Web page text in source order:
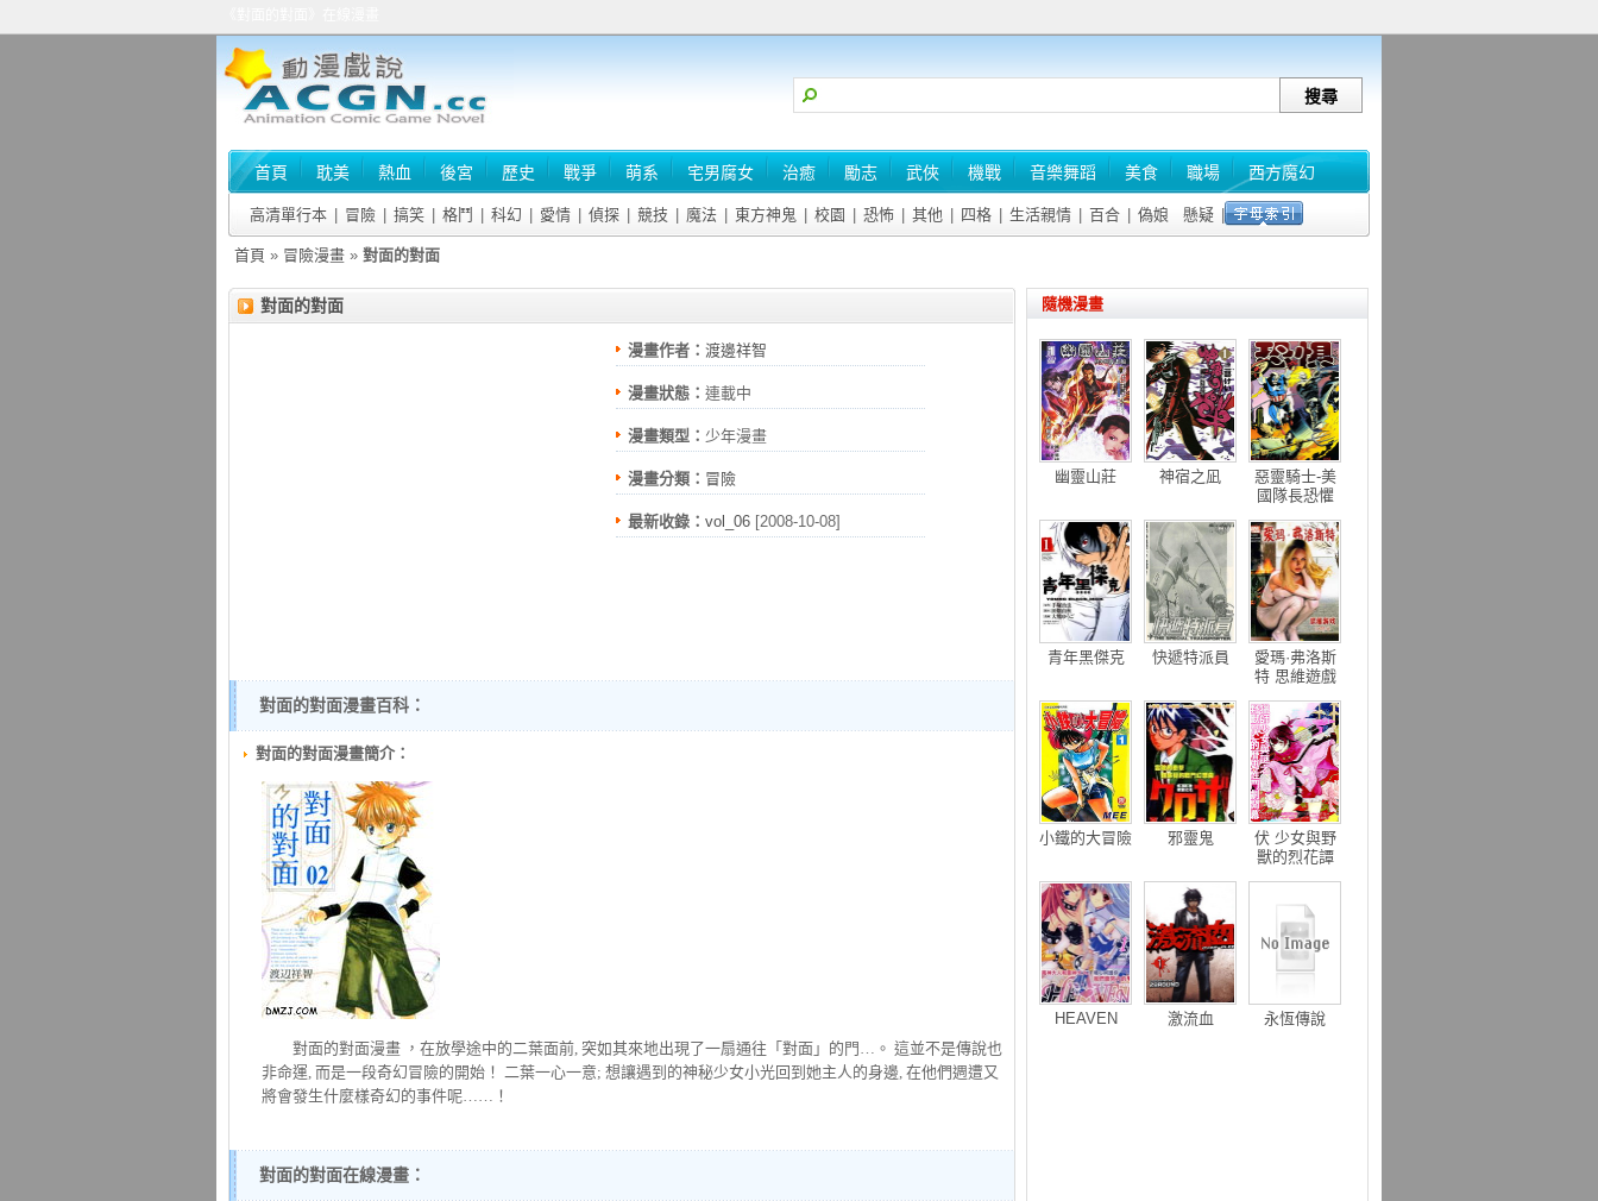
首頁 耽美 熱血 後宮 歷史 戰爭 萌系 宅男腐女 治癒 勵志 武俠 機戰 音樂舞蹈 美食 職場 西方魔幻
高清單行本 冒險 搞笑 格鬥 科幻 愛情 偵探 競技 魔法 東方神鬼 校園 恐怖 其他 四格 生活親情 百合 偽娘 懸疑
首頁 » 冒險漫畫 » 對面的對面
對面的對面
漫畫作者： 渡邊祥智
漫畫狀態： 連載中
漫畫類型： 少年漫畫
漫畫分類： 冒險
最新收錄： vol_06 [2008-10-08]
對面的對面漫畫百科：
對面的對面漫畫簡介：
對面的對面漫畫 ，在放學途中的二葉面前, 突如其來地出現了一扇通往「對面」的門…。 這並不是傳說也
非命運, 而是一段奇幻冒險的開始！ 二葉一心一意; 想讓遇到的神秘少女小光回到她主人的身邊, 在他們週遭又
將會發生什麼樣奇幻的事件呢……！
對面的對面在線漫畫：
隨機漫畫
幽靈山莊 神宿之凪
惡靈騎士-美
國隊長恐懼
青年黑傑克 快遞特派員
愛瑪·弗洛斯
特 思維遊戲
小鐵的大冒險 邪靈鬼
伏 少女與野
獸的烈花譚
HEAVEN 激流血 永恆傳說